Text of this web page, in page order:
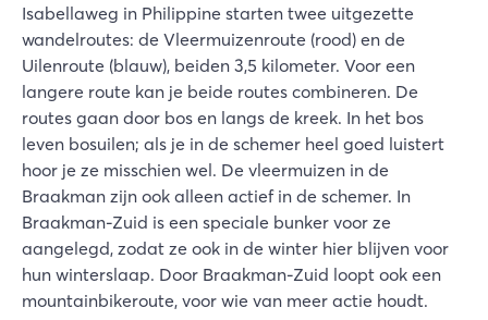
Isabellaweg in Philippine starten twee uitgezette
wandelroutes: de Vleermuizenroute (rood) en de
Uilenroute (blauw), beiden 3,5 kilometer. Voor een
langere route kan je beide routes combineren. De
routes gaan door bos en langs de kreek. In het bos
leven bosuilen; als je in de schemer heel goed luistert
hoor je ze misschien wel. De vleermuizen in de
Braakman zijn ook alleen actief in de schemer. In
Braakman-Zuid is een speciale bunker voor ze
aangelegd, zodat ze ook in de winter hier blijven voor
hun winterslaap. Door Braakman-Zuid loopt ook een
mountainbikeroute, voor wie van meer actie houdt.